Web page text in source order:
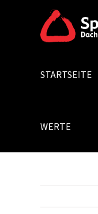
Search
STARTSEITE
WERTE